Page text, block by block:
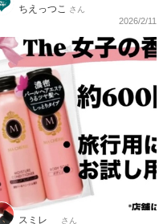
ちえっつこ さん
2026/2/11
スミレ__ さん